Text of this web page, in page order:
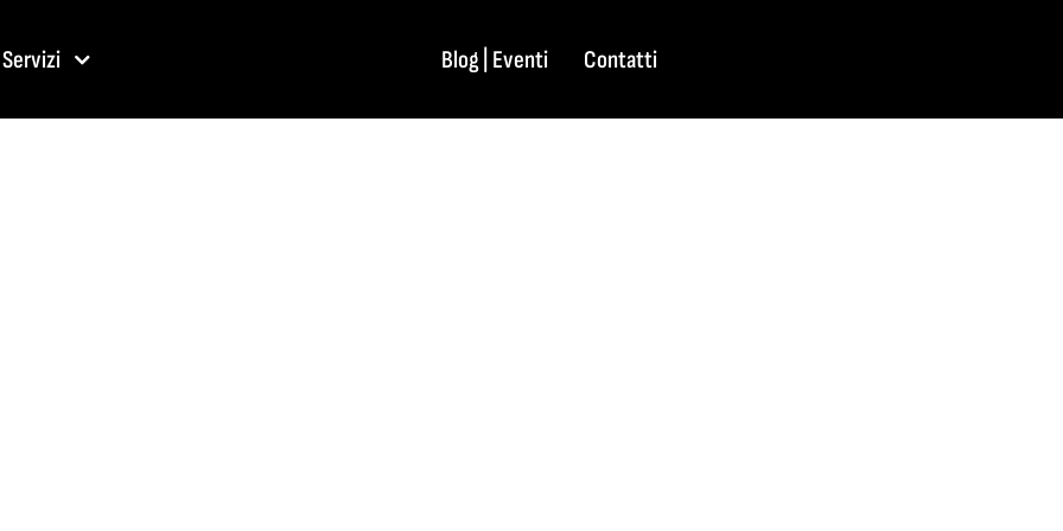
Servizi Blog | Eventi Contatti